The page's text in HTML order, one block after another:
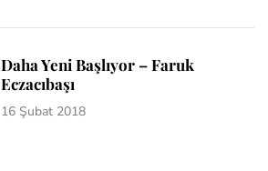
Daha Yeni Başlıyor – Faruk
Eczacıbaşı
16 Şubat 2018